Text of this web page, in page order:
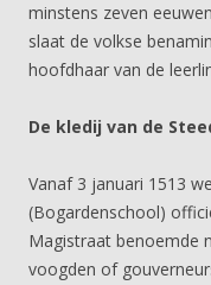
minstens zeven
slaat de volkse
hoofdhaar van de
De kledij van de
Vanaf 3 januari 1513
(Bogardenschool)
Magistraat benoemde
voogden of